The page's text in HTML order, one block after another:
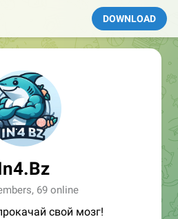
DOWNLOAD
69 online
свой мозг!